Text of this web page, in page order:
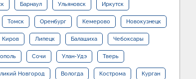
Барнаул Ульяновск Иркутск
Томск Оренбург Кемерово Новокузнецк
Киров Липецк Балашиха Чебоксары
Сочи Улан-Удэ Тверь
Новгород Вологда Кострома Курган